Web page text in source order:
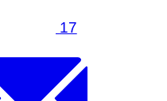
17